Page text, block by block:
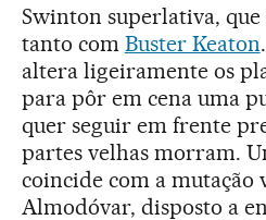
Swinton superlativa, que
tanto com Buster Keaton
altera ligeiramente os
para pôr em cena uma
quer seguir em frente
partes velhas morram.
coincide com a mutação
Almodóvar, disposto a